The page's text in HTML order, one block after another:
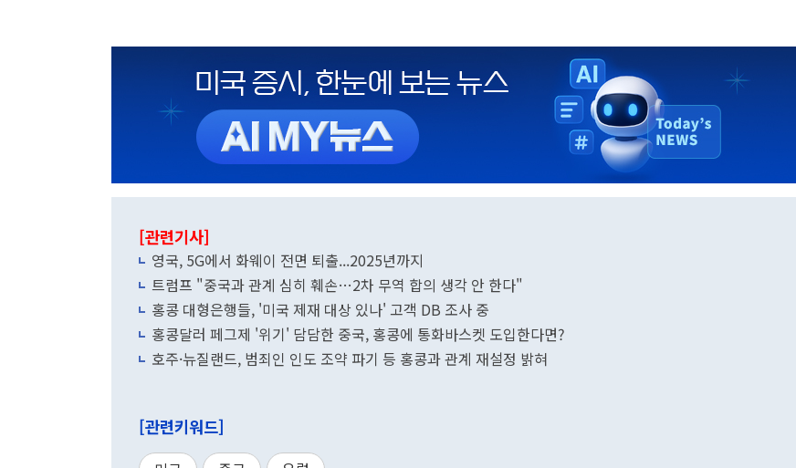
[관련기사]
영국, 5G에서 화웨이 전면 퇴출...2025년까지
트럼프 "중국과 관계 심히 훼손…2차 무역 합의 생각 안 한다"
홍콩 대형은행들, '미국 제재 대상 있나' 고객 DB 조사 중
홍콩달러 페그제 '위기' 담담한 중국, 홍콩에 통화바스켓 도입한다면?
호주·뉴질랜드, 범죄인 인도 조약 파기 등 홍콩과 관계 재설정 밝혀
[관련키워드]